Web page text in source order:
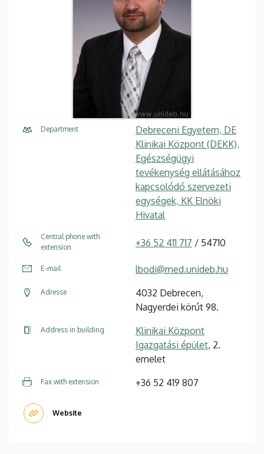
Department
Debreceni Egyetem, DE
Klinikai Központ (DEKK),
Egészségügyi
tevékenység ellátásához
kapcsolódó szervezeti
egységek, KK Elnöki
Hivatal
Central phone with
extension
+36 52 411 717 / 54710
E-mail lbodi@med.unideb.hu
Adresse
4032 Debrecen,
Nagyerdei körút 98.
Address in building
Klinikai Központ
Igazgatási épület, 2.
emelet
Fax with extension +36 52 419 807
Website